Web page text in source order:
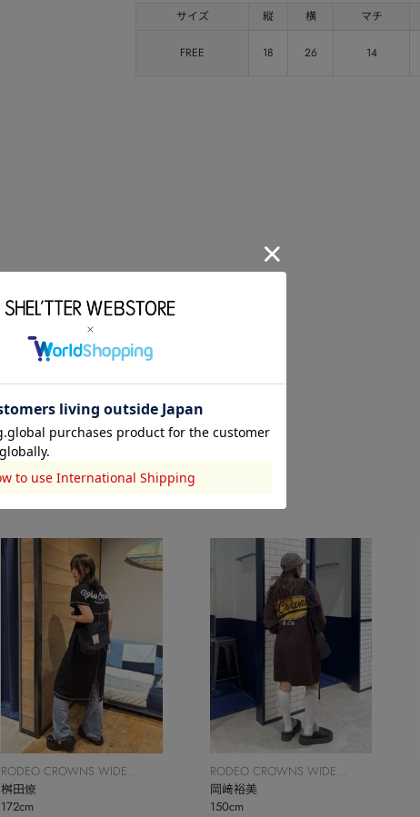
サイズ 縦 横 マチ
FREE 18 26 14
RODEO CROWNS WIDE
BOWL
桝田燎
172cm
RODEO CROWNS WIDE
BOWL
岡﨑裕美
150cm